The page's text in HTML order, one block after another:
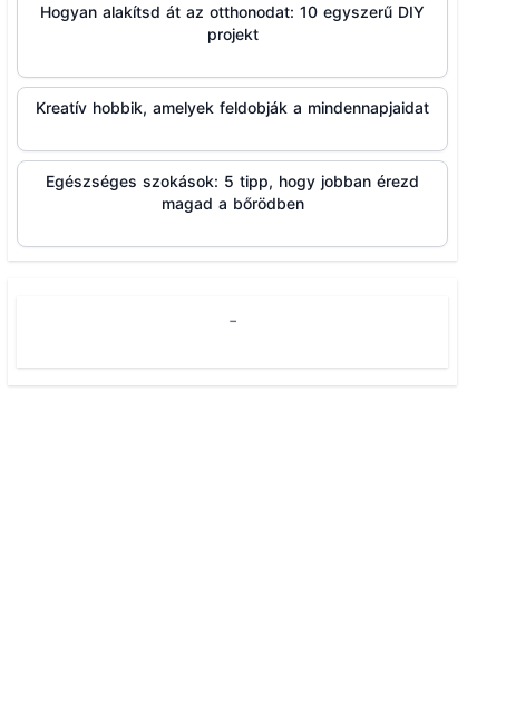
Hogyan alakítsd át az otthonodat: 10 egyszerű DIY
projekt
Kreatív hobbik, amelyek feldobják a mindennapjaidat
Egészséges szokások: 5 tipp, hogy jobban érezd
magad a bőrödben
-